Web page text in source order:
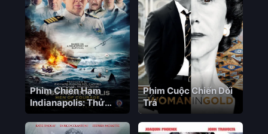
Phim Chiến Hạm
Indianapolis: Thử
Thách Sinh Tồn
Phim Cuộc Chiến Dối
Trá